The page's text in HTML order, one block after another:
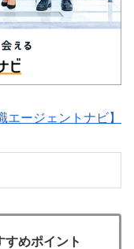
ージェントナビ】
めポイント